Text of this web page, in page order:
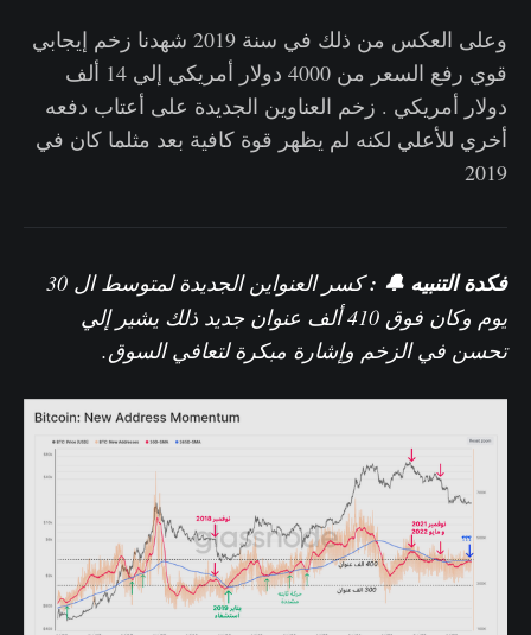
وعلى العكس من ذلك في سنة 2019 شهدنا زخم إيجابي
قوي رفع السعر من 4000 دولار أمريكي إلي 14 ألف
دولار أمريكي . زخم العناوين الجديدة على أعتاب دفعه
أخري للأعلي لكنه لم يظهر قوة كافية بعد مثلما كان في
2019
فكدة التنبيه 🔔 : كسر العنواين الجديدة لمتوسط
ال 30
يوم وكان فوق 410 ألف عنوان جديد ذلك يشير إلي
تحسن في الزخم وإشارة مبكرة لتعافي السوق.